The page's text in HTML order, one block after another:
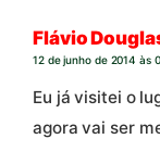
Flávio
12 de junho de 2014 às
Eu já visitei o
agora vai ser